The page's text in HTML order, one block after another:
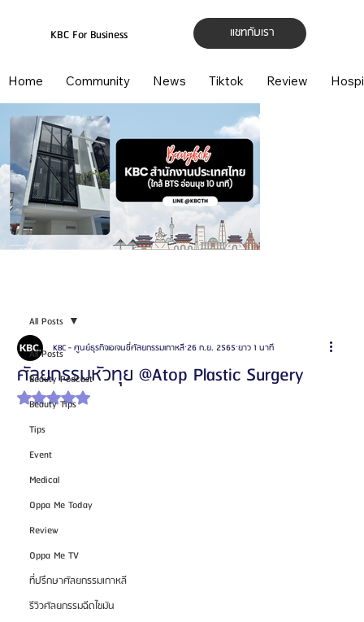
แชทกับเรา
KBC For Business
Home Community News Tiktok Review
All Posts
Beauty Podcast
Beauty Tips
Tips
Event
Medical
Oppa Me Today
Review
Oppa Me TV
ที่ปรึกษาศัลยกรรมเกาหลี
รีวิวศัลยกรรมฉีดไขมัน
All Posts
ศัลยกรรมหัวทุย @Atop Plastic Surgery
KBC - ศูนย์ธุรกิจเอเจนซี่ศัลยกรรมเกาหลี26 ก.ย. 2565 ยาว 1 นาที
ได้รับ NaN เต็ม 5 ดาว